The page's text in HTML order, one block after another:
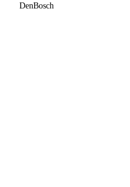
DenBosch